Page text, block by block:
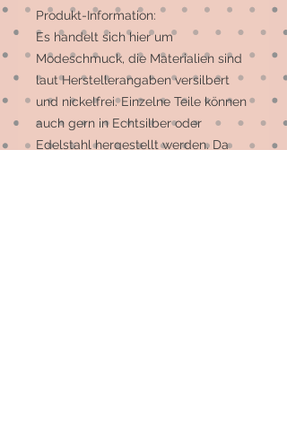
Produkt-Information:
Es handelt sich hier um
Modeschmuck, die Materialien sind
laut Herstellerangaben versilbert
und nickelfrei. Einzelne Teile können
auch gern in Echtsilber oder
Edelstahl hergestellt werden. Da